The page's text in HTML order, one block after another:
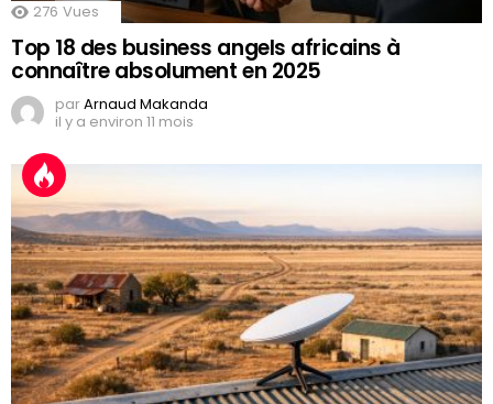
276 Vues
Top 18 des business angels africains à
connaître absolument en 2025
parArnaud Makanda
il y a environ 11 mois